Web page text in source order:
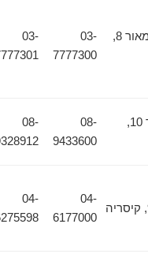
מנורת המאור 8,
03-
7777300
03-
7777301
נחל שניר 10,
08-
9433600
08-
9328912
04-
6177000
04-
6275598